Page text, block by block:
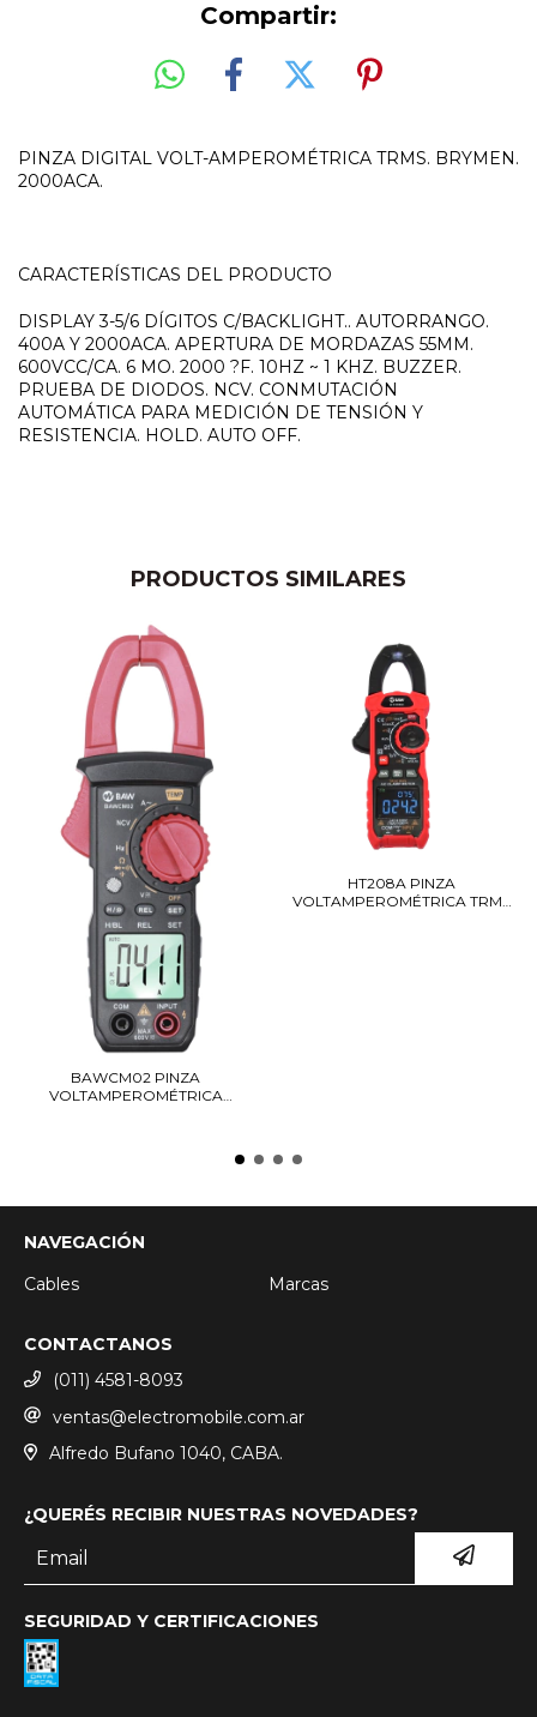
Compartir:
PINZA DIGITAL VOLT-AMPEROMÉTRICA TRMS. BRYMEN.
2000ACA.
CARACTERÍSTICAS DEL PRODUCTO
DISPLAY 3-5/6 DÍGITOS C/BACKLIGHT.. AUTORRANGO.
400A Y 2000ACA. APERTURA DE MORDAZAS 55MM.
600VCC/CA. 6 MO. 2000 ?F. 10HZ ~ 1 KHZ. BUZZER.
PRUEBA DE DIODOS. NCV. CONMUTACIÓN
AUTOMÁTICA PARA MEDICIÓN DE TENSIÓN Y
RESISTENCIA. HOLD. AUTO OFF.
PRODUCTOS SIMILARES
BAWCM02 PINZA
VOLTAMPEROMÉTRICA
HT208A PINZA
VOLTAMPEROMÉTRICA TRMS
NAVEGACIÓN
Cables
Marcas
CONTACTANOS
(011) 4581-8093
ventas@electromobile.com.ar
Alfredo Bufano 1040, CABA.
¿QUERÉS RECIBIR NUESTRAS NOVEDADES?
SEGURIDAD Y CERTIFICACIONES